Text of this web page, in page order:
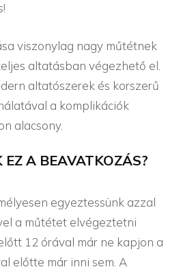
viszonylag nagy műtétnek
altatásban végezhető el.
altatószerek és korszerű
a komplikációk
alacsony.
A BEAVATKOZÁS?
egyeztessünk azzal
a műtétet elvégeztetni
12 órával már ne kapjon a
előtte már inni sem. A